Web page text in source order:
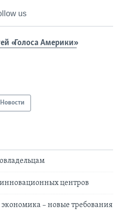
us
«Голоса Америки»
Новости
центров
– новые требования